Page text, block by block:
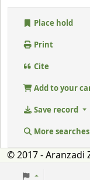
Place hold
Print
Cite
Add to your
Save record
More searches
© 2017 - Aranzadi